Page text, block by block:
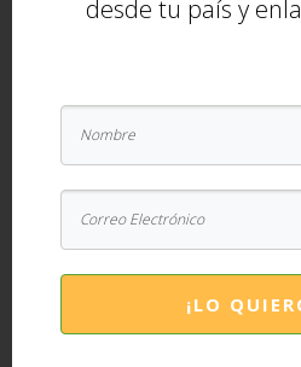
Comiendo…
-Desayuno en
Aaryas :
desde tu país y
¡LO